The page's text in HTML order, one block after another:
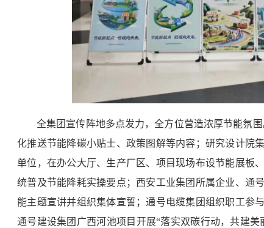
全集团宣传阵地多点发力，全方位营造浓厚节能氛
化推送节能降碳小贴士、政策图解等内容；研究设计院
单位，在办公大厅、生产厂区、项目现场布设节能展板
统普及节能降耗实操要点；西安工业集团所属企业、通
能主题宣讲并组织集体宣誓；通号电缆集团组织职工参
通号建设集团广西河池项目开展“落实双碳行动，共建